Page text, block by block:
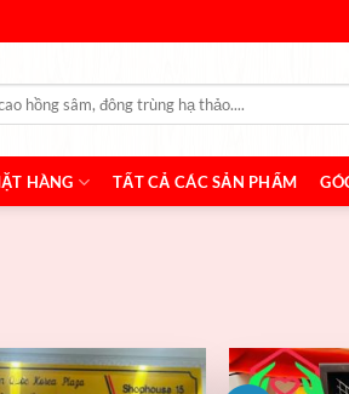
HÀNG TẤT CẢ CÁC SẢN PHẨM